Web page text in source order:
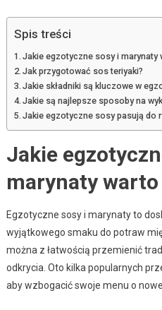
Spis treści
Jakie egzotyczne sosy i marynaty
Jak przygotować sos teriyaki?
Jakie składniki są kluczowe w
Jakie są najlepsze sposoby na
Jakie egzotyczne sosy pasują do
Jakie
marynaty
Egzotyczne sosy i marynaty to
wyjątkowego smaku do potraw
można z łatwością przemienić
odkrycia. Oto kilka popularnych
aby wzbogacić swoje menu o